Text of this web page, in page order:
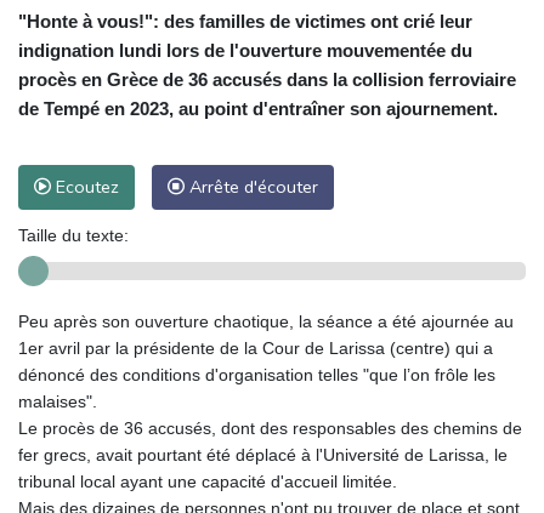
"Honte à vous!": des familles de victimes ont crié leur
indignation lundi lors de l'ouverture mouvementée du
procès en Grèce de 36 accusés dans la collision ferroviaire
de Tempé en 2023, au point d'entraîner son ajournement.
Ecoutez Arrête d'écouter
Taille du texte:
Peu après son ouverture chaotique, la séance a été ajournée au
1er avril par la présidente de la Cour de Larissa (centre) qui a
dénoncé des conditions d'organisation telles "que l’on frôle les
malaises".
Le procès de 36 accusés, dont des responsables des chemins de
fer grecs, avait pourtant été déplacé à l'Université de Larissa, le
tribunal local ayant une capacité d'accueil limitée.
Mais des dizaines de personnes n'ont pu trouver de place et sont